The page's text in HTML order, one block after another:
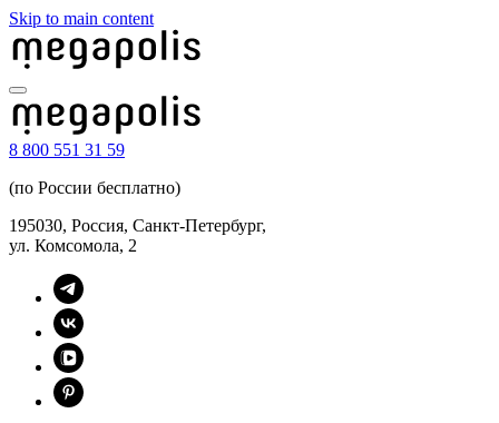
Skip to main content
8 800 551 31 59
(по России бесплатно)
195030, Россия, Санкт-Петербург,
ул. Комсомола, 2